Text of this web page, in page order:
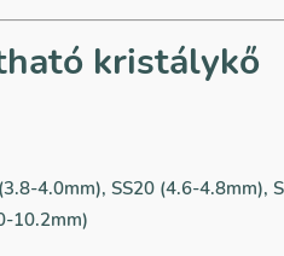
kristálykő
4.0mm), SS20 (4.6-4.8mm),
10.2mm)